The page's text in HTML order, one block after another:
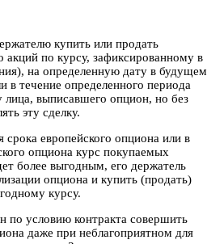
купить или продать
акций по курсу, зафиксированному в
на определенную дату в будущем
в течение определенного периода
лица, выписавшего опцион, но без
эту сделку.
европейского опциона или в
опциона курс покупаемых
более выгодным, его держатель
опциона и купить (продать)
курсу.
по условию контракта совершить
даже при неблагоприятном для